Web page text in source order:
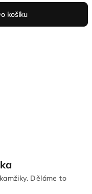
košíku
Děláme to